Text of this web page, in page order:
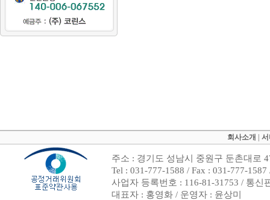
회사소개
주소 : 경기도 성남시 중원구 둔촌대로
Tel : 031-777-1588 / Fax : 031-777-
사업자 등록번호 : 116-81-31753 / 통신
대표자 : 홍영화 / 운영자 : 윤상미